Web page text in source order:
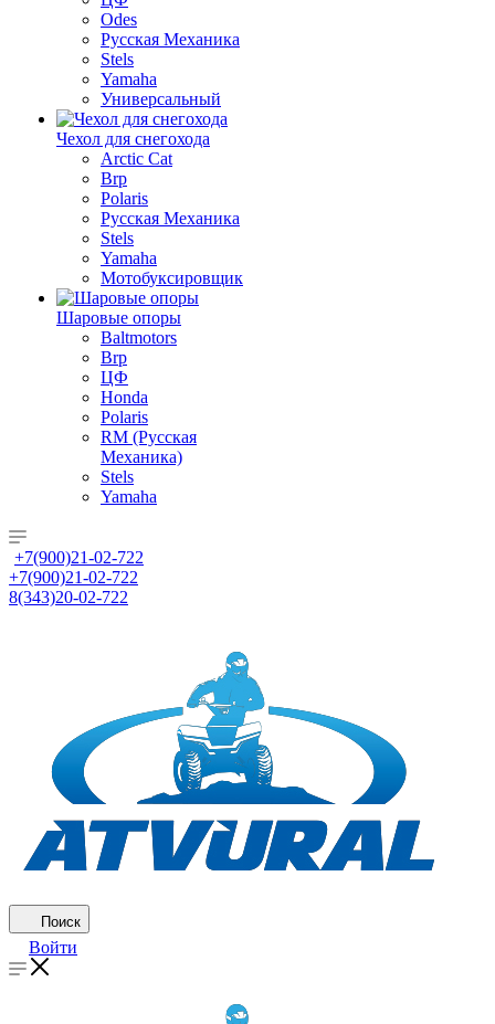
Odes
Русская Механика
Stels
Yamaha
Универсальный
Чехол для снегохода
Arctic Cat
Brp
Polaris
Русская Механика
Stels
Yamaha
Мотобуксировщик
Шаровые опоры
Baltmotors
Brp
ЦФ
Honda
Polaris
RM (Русская
Механика)
Stels
Yamaha
+7(900)21-02-722
+7(900)21-02-722
8(343)20-02-722
Поиск
Войти